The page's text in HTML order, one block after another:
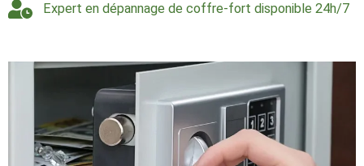
Expert en dépannage de coffre-fort disponible 24h/7